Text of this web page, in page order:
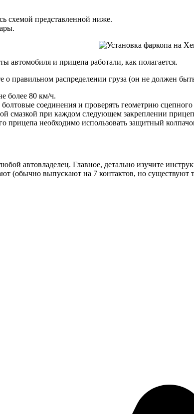
схемой представленной ниже.
автомобиля и прицепа работали, как полагается.
о правильном распределении груза (он не должен
более 80 км/ч.
соединения и проверять геометрию
смазкой при каждом следующем закреплении
прицепа необходимо использовать защитный
автовладелец. Главное, детально изучите
(обычно выпускают на 7 контактов, но существуют